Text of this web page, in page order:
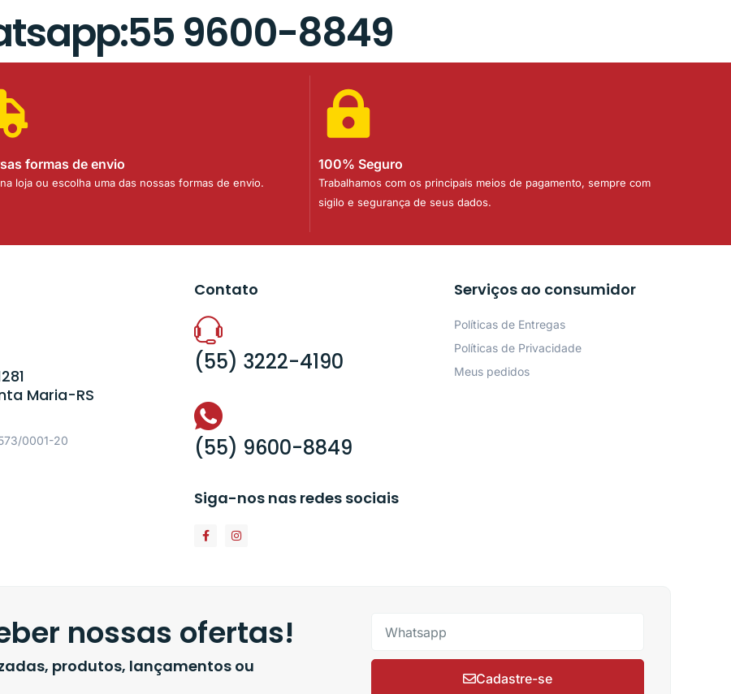
9600-8849
formas de envio
loja ou escolha uma das nossas formas de envio.
100% Seguro
Trabalhamos com os principais meios de pagamento, sempre com
sigilo e segurança de seus dados.
Maria-RS
0001-20
Contato
(55) 3222-4190
(55) 9600-8849
Siga-nos nas redes sociais
Serviços ao consumidor
Políticas de Entregas
Políticas de Privacidade
Meus pedidos
nossas ofertas!
produtos, lançamentos ou
Cadastre-se